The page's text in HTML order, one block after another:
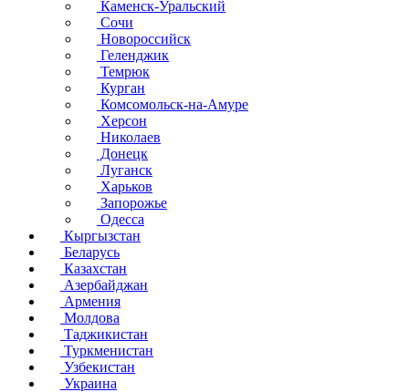
Каменск-Уральский
Сочи
Новороссийск
Геленджик
Темрюк
Курган
Комсомольск-на-Амуре
Херсон
Николаев
Донецк
Луганск
Харьков
Запорожье
Одесса
Кыргызстан
Беларусь
Казахстан
Азербайджан
Армения
Молдова
Таджикистан
Туркменистан
Узбекистан
Украина